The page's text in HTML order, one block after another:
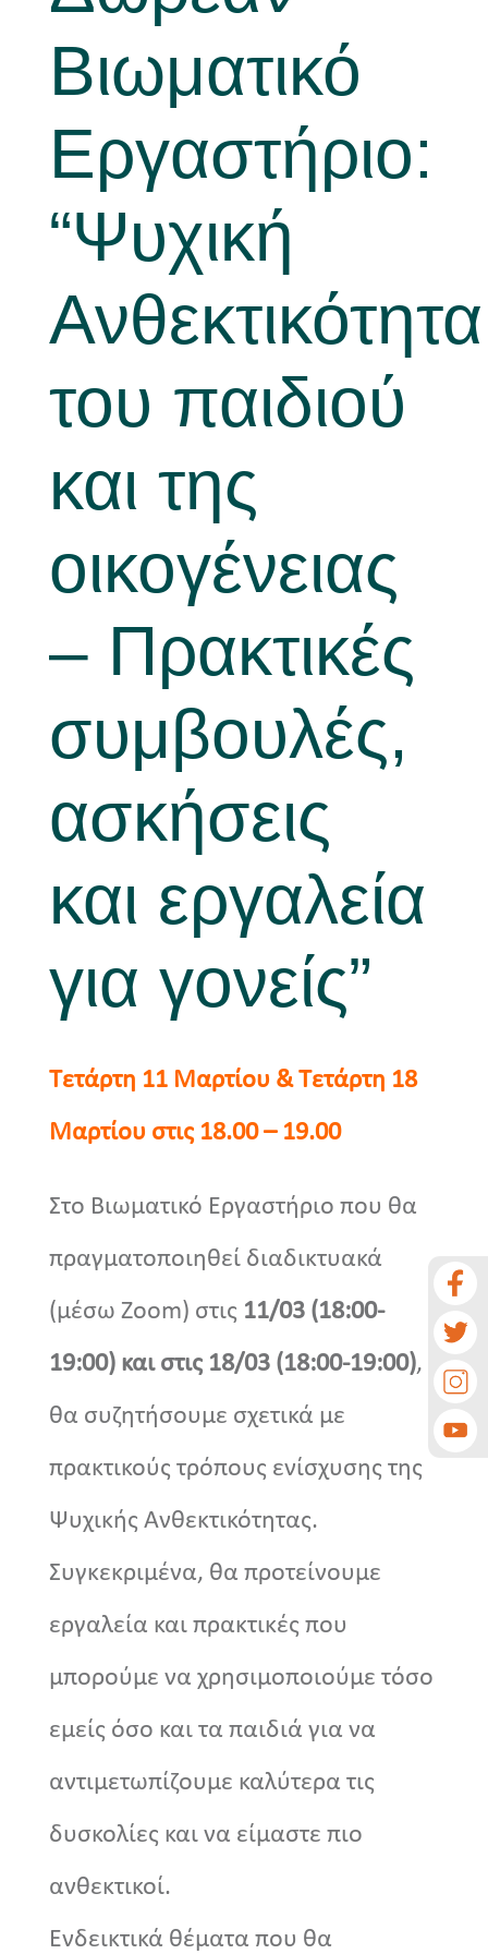
ΝέαΒιωματικό
Εργαστήριο:
“Ψυχική
Ανθεκτικότητα
του παιδιού
και της
οικογένειας
– Πρακτικές
συμβουλές,
ασκήσεις
και εργαλεία
για γονείς”
Τετάρτη 11 Μαρτίου & Τετάρτη 18
Μαρτίου στις 18.00 – 19.00
Στο Βιωματικό Εργαστήριο που θα
πραγματοποιηθεί διαδικτυακά
(μέσω Zoom) στις 11/03 (18:00-
19:00) και στις 18/03 (18:00-19:00),
θα συζητήσουμε σχετικά με
πρακτικούς τρόπους ενίσχυσης της
Ψυχικής Ανθεκτικότητας.
Συγκεκριμένα, θα προτείνουμε
εργαλεία και πρακτικές που
μπορούμε να χρησιμοποιούμε τόσο
εμείς όσο και τα παιδιά για να
αντιμετωπίζουμε καλύτερα τις
δυσκολίες και να είμαστε πιο
ανθεκτικοί.
Ενδεικτικά θέματα που θα